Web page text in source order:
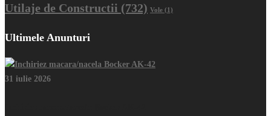
Utilaje de Constructii (732) Vole (1)
Ultimele Anunturi
31 iulie 2026